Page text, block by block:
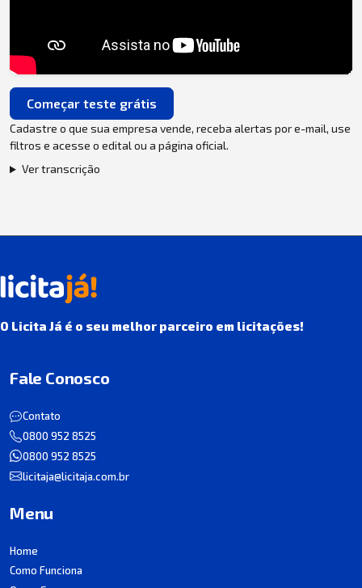
Começar teste grátis
Cadastre o que sua empresa vende, receba alertas por e-mail, use
filtros e acesse o edital ou a página oficial.
Ver transcrição
O Licita Já é o seu melhor parceiro em licitações!
Fale Conosco
Contato
0800 952 8525
0800 952 8525
licitaja@licitaja.com.br
Menu
Home
Como Funciona